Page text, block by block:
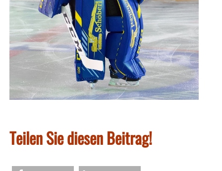
Teilen Sie diesen Beitrag!